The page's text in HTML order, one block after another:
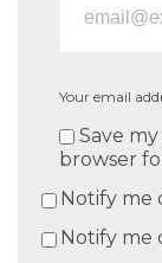
Your email
Save
browser
Notify me
Notify me